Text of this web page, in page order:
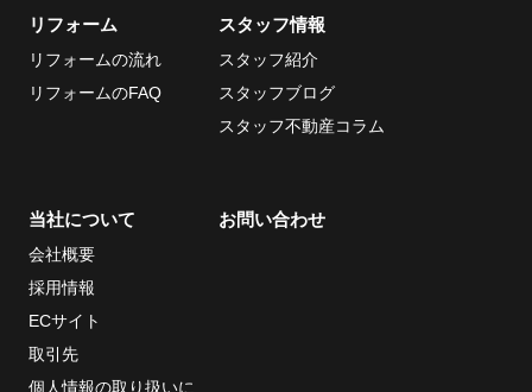
リフォーム
リフォームの流れ
リフォームのFAQ
スタッフ情報
スタッフ紹介
スタッフブログ
スタッフ不動産コラム
当社について
会社概要
採用情報
ECサイト
取引先
個人情報の取り扱いに
お問い合わせ